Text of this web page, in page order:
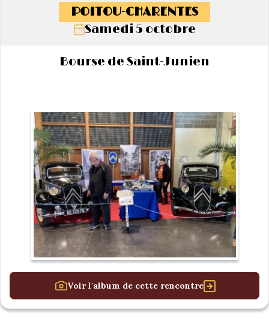
POITOU-CHARENTES
Samedi 5 octobre
Bourse de Saint-Junien
Voir l'album de cette rencontre